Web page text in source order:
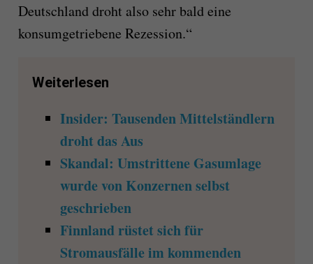
Deutschland droht also sehr bald eine
konsumgetriebene Rezession.“
Weiterlesen
Insider: Tausenden Mittelständlern
droht das Aus
Skandal: Umstrittene Gasumlage
wurde von Konzernen selbst
geschrieben
Finnland rüstet sich für
Stromausfälle im kommenden